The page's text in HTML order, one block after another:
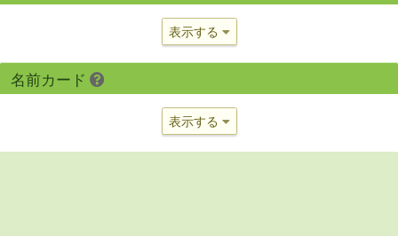
表示する
名前カード
表示する